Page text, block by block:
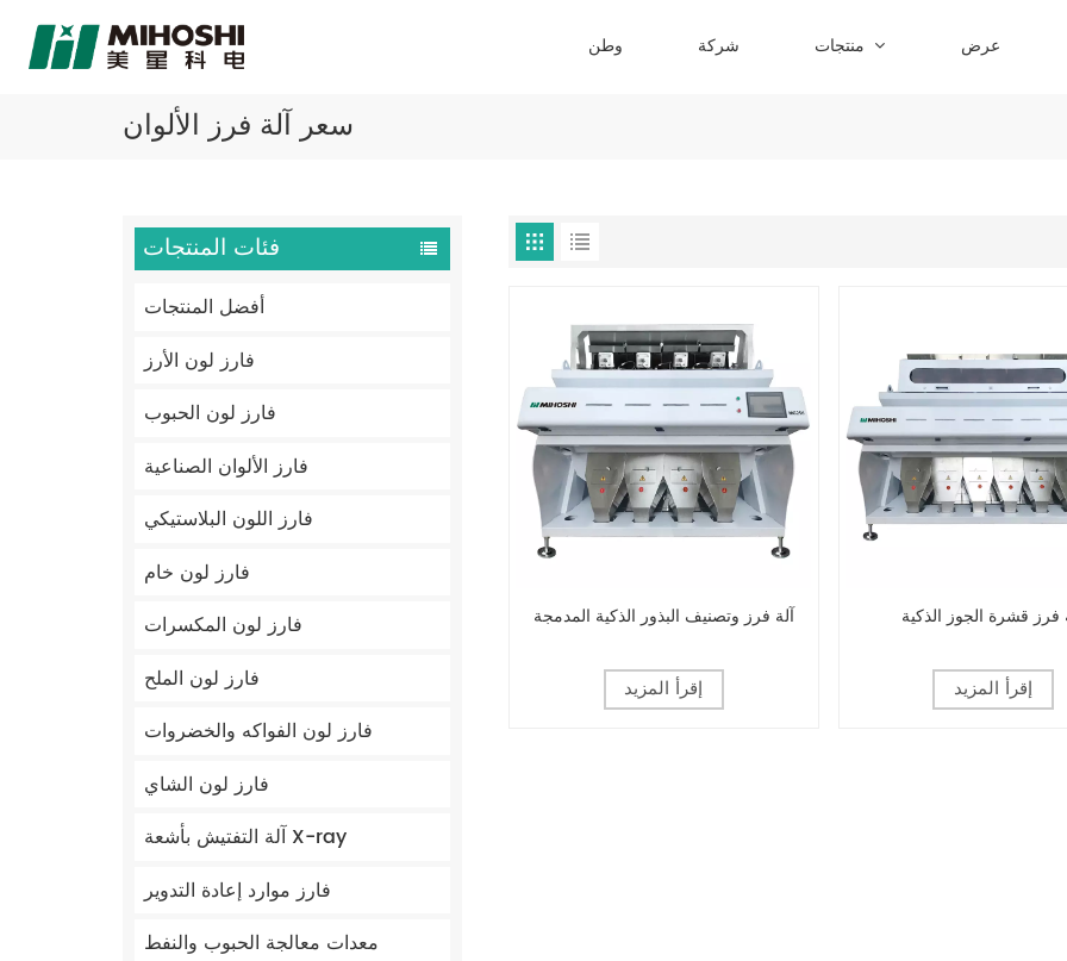
وطن شركة عرض
سعر آلة فرز الألوان
فئات المنتجات
أفضل المنتجات
فارز لون الأرز
فارز لون الحبوب
فارز الألوان الصناعية
فارز اللون البلاستيكي
فارز لون خام
فارز لون المكسرات
فارز لون الملح
فارز لون الفواكه والخضروات
فارز لون الشاي
آلة التفتيش بأشعة X-ray
فارز موارد إعادة التدوير
معدات معالجة الحبوب والنفط
آلة فرز وتصنيف البذور الذكية المدمجة
إقرأ المزيد
فرز قشرة الجوز الذكية
إقرأ المزيد